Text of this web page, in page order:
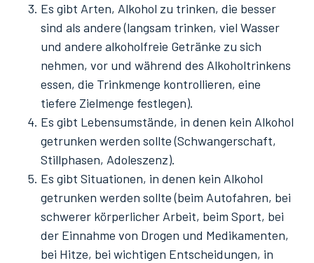
Es gibt Arten, Alkohol zu trinken, die besser
sind als andere (langsam trinken, viel Wasser
und andere alkoholfreie Getränke zu sich
nehmen, vor und während des Alkoholtrinkens
essen, die Trinkmenge kontrollieren, eine
tiefere Zielmenge festlegen).
Es gibt Lebensumstände, in denen kein Alkohol
getrunken werden sollte (Schwangerschaft,
Stillphasen, Adoleszenz).
Es gibt Situationen, in denen kein Alkohol
getrunken werden sollte (beim Autofahren, bei
schwerer körperlicher Arbeit, beim Sport, bei
der Einnahme von Drogen und Medikamenten,
bei Hitze, bei wichtigen Entscheidungen, in